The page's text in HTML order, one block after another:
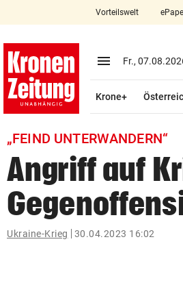
account_circle Anmelden
pin_drop
bookmark Merkliste
search
Suchbegriff
Vorteilswelt
menu Menü
Fr.,
Krone+
„FEIND UNTERWANDERN“
Angriff auf
Ukraine-Krieg 30.04.2023 16:02